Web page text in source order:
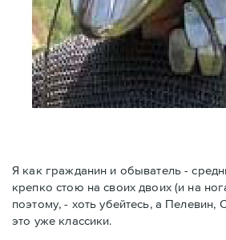
Я как гражданин и обыватель -
крепко стою на своих двоих (и на
поэтому, - хоть убейтесь, а
это уже классики.